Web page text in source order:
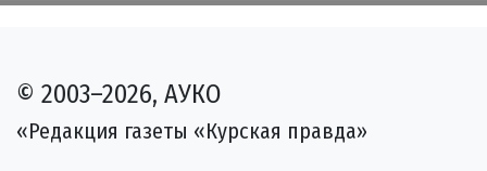
© 2003–2026, АУКО
«Редакция газеты «Курская правда»